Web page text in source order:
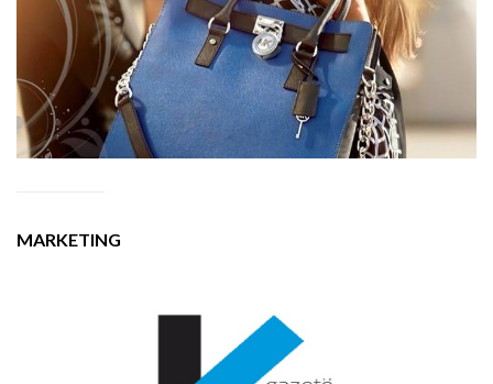
MARKETING